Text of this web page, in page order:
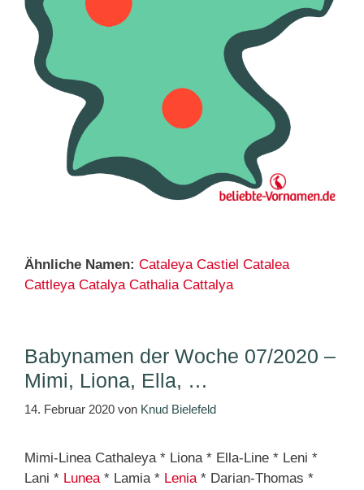
Ähnliche Namen: Cataleya Castiel Catalea
Cattleya Catalya Cathalia Cattalya
Babynamen der Woche 07/2020 –
Mimi, Liona, Ella, …
14. Februar 2020 von Knud Bielefeld
Mimi-Linea Cathaleya * Liona * Ella-Line * Leni *
Lani * Lunea* Lamia * Lenia* Darian-Thomas *